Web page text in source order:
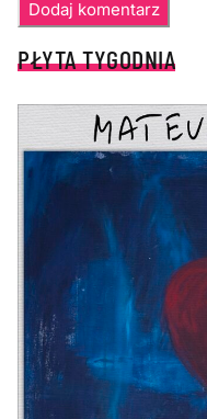
PŁYTA TYGODNIA